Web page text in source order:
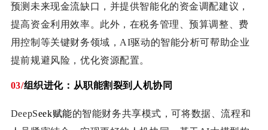
预测未来现金流缺口，并提供智能化的资金调配建议，
提高资金利用效率。此外，在税务管理、预算调整、费
用控制等关键财务领域，AI驱动的智能分析可帮助企业
提前规避风险，优化资源配置。
03/组织进化：从职能割裂到人机协同
DeepSeek赋能的智能财务共享模式，可将数据、流程和